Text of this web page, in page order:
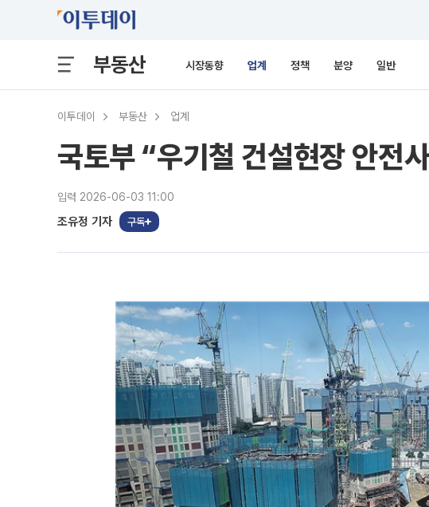
부동산 시장동향 업계 정책 분양 일반
이투데이 부동산 업계
국토부 “우기철 건설현장 안전
입력 2026-06-03 11:00
조유정 기자 구독